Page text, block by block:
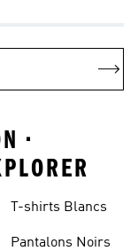
•
T-shirts Blancs
Pantalons Noirs